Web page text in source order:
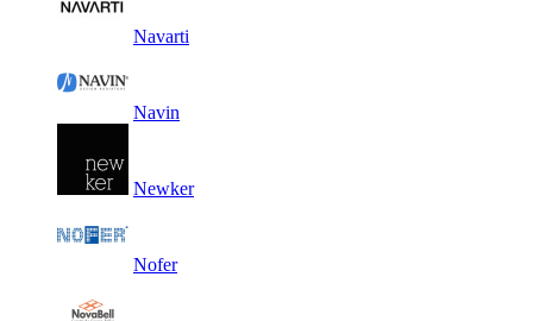
Navarti
Navin
Newker
Nofer